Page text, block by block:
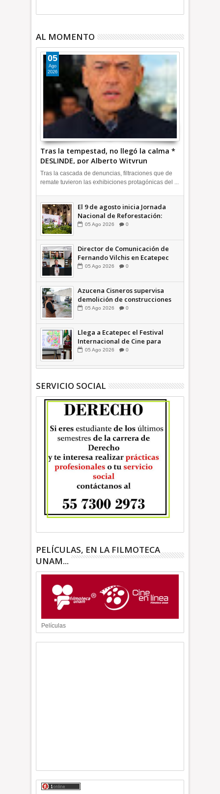
AL MOMENTO
Tras la tempestad, no llegó la calma *
DESLINDE, por Alberto Witvrun
OPINIÓN
05
Ago
2026
Tras la cascada de denuncias, filtraciones que de
remate tuvieron las exhibiciones protagónicas del ...
El 9 de agosto inicia Jornada
Nacional de Reforestación:
presidenta Sheinbaum +Video
05 Ago 2026 0
Director de Comunicación de
Fernando Vilchis en Ecatepec
financió publicaciones en redes
Cisneros: TEEM | INFORMATIVA
05 Ago 2026 0
Azucena Cisneros supervisa
demolición de construcciones
ilegales en zona federal
05 Ago 2026 0
Llega a Ecatepec el Festival
Internacional de Cine para
Niños (… y no tan Niños) +Video
05 Ago 2026 0
SERVICIO SOCIAL
PELÍCULAS, EN LA FILMOTECA
UNAM...
Películas